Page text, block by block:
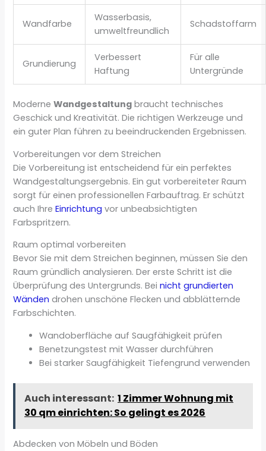
Wandfarbe
Wasserbasis,
umweltfreundlich
Schadstoffarm
Grundierung
Verbessert
Haftung
Für alle
Untergründe
ModerneWandgestaltung braucht technisches
Geschick und Kreativität. Die richtigen Werkzeuge und
ein guter Plan führen zu beeindruckenden Ergebnissen.
Vorbereitungen vor dem Streichen
Die Vorbereitung ist entscheidend für ein perfektes
Wandgestaltungsergebnis. Ein gut vorbereiteter Raum
sorgt für einen professionellen Farbauftrag. Er schützt
auch IhreEinrichtung vor unbeabsichtigten
Farbspritzern.
Raum optimal vorbereiten
Bevor Sie mit dem Streichen beginnen, müssen Sie den
Raum gründlich analysieren. Der erste Schritt ist die
Überprüfung des Untergrunds. Beinicht grundierten
Wänden drohen unschöne Flecken und abblätternde
Farbschichten.
Wandoberfläche auf Saugfähigkeit prüfen
Benetzungstest mit Wasser durchführen
Bei starker Saugfähigkeit Tiefengrund verwenden
Auch interessant: 1 Zimmer Wohnung mit
30 qm einrichten: So gelingt es 2026
Abdecken von Möbeln und Böden